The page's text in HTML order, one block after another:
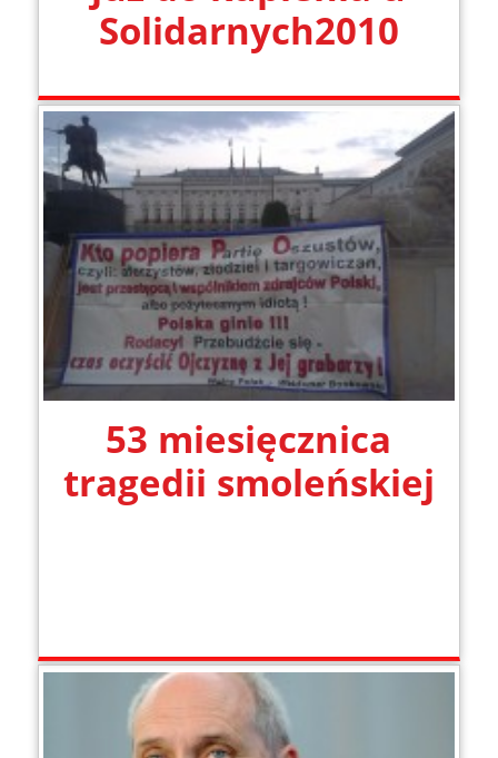
Solidarnych2010
53 miesięcznica
tragedii smoleńskiej